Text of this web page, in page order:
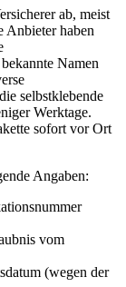
ab, meist
Anbieter haben
Namen
selbstklebende
Werktage.
sofort vor Ort
Angaben:
vom
(wegen der